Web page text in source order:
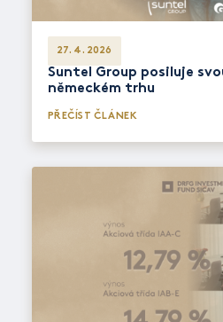
27. 4. 2026
Suntel Group posiluje
německém trhu
PŘEČÍST ČLÁNEK